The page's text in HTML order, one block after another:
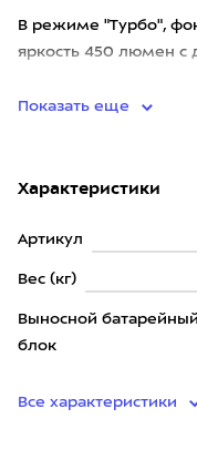
В режиме "Турбо",
яркость 450 люмен с
Показать еще
Характеристики
Артикул
Вес (кг)
Выносной батарейный
блок
Все характеристики